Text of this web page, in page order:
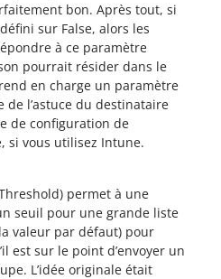
bon. Après tout, si
sur False, alors les
à ce paramètre
pourrait résider dans le
en charge un paramètre
de l’astuce du destinataire
de configuration de
si vous utilisez Intune.
permet à une
seuil pour une grande liste
valeur par défaut) pour
est sur le point d’envoyer un
L’idée originale était